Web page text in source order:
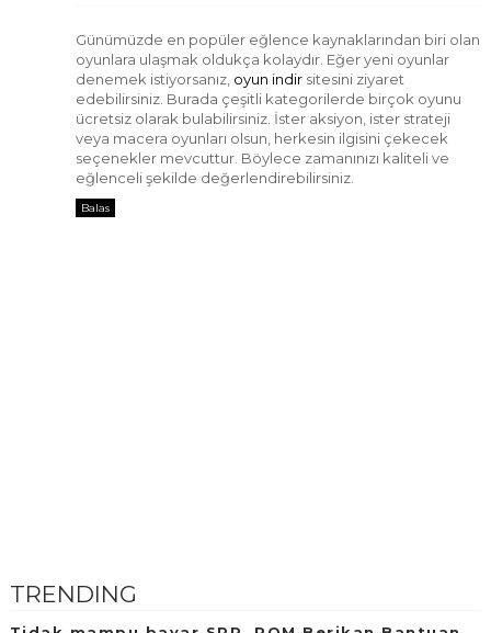
Günümüzde en popüler eğlence kaynaklarından biri olan
oyunlara ulaşmak oldukça kolaydır. Eğer yeni oyunlar
denemek istiyorsanız, oyun indirsitesini ziyaret
edebilirsiniz. Burada çeşitli kategorilerde birçok oyunu
ücretsiz olarak bulabilirsiniz. İster aksiyon, ister strateji
veya macera oyunları olsun, herkesin ilgisini çekecek
seçenekler mevcuttur. Böylece zamanınızı kaliteli ve
eğlenceli şekilde değerlendirebilirsiniz.
Balas
TRENDING